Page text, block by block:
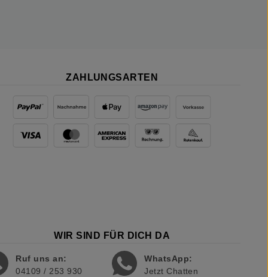
ZAHLUNGSARTEN
WIR SIND FÜR DICH DA
Ruf uns an:
04109 / 253 930
WhatsApp:
Jetzt Chatten